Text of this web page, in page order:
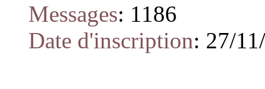
Messages: 1186
Date d'inscription: 27/